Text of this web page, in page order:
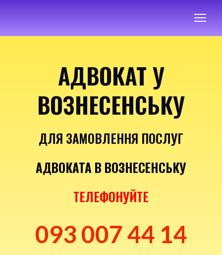
АДВОКАТ У
ВОЗНЕСЕНСЬКУ
ДЛЯ ЗАМОВЛЕННЯ ПОСЛУГ
АДВОКАТА В ВОЗНЕСЕНСЬКУ
ТЕЛЕФОНУЙТЕ
093 007 44 14